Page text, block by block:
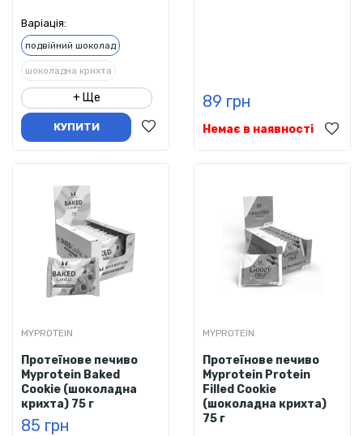
Варіація:
подвійний шоколад
шоколадна крихта
+ Ще
КУПИТИ
89 грн
Немає в наявності
MYPROTEIN
Протеїнове печиво
Myprotein Baked
Cookie (шоколадна
крихта) 75 г
85 грн
MYPROTEIN
Протеїнове печиво
Myprotein Protein
Filled Cookie
(шоколадна крихта)
75 г